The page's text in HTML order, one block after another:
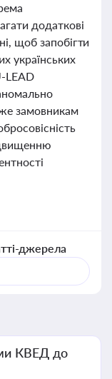
додаткові
щоб запобігти
українських
LEAD
замовникам
джерела
КВЕД до